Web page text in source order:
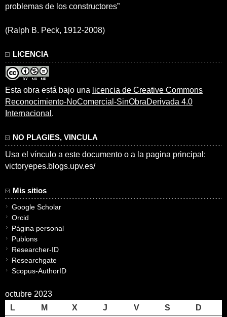
problemas de los constructores”
(Ralph B. Peck, 1912-2008)
LICENCIA
Esta obra está bajo una licencia de Creative Commons
Reconocimiento-NoComercial-SinObraDerivada 4.0
Internacional .
NO PLAGIES, VINCULA
Usa el vínculo a este documento o a la pagina principal:
victoryepes.blogs.upv.es/
Mis sitios
Google Scholar
Orcid
Página personal
Publons
Researcher-ID
Researchgate
Scopus-AuthorID
octubre 2023
L
M X J V S
D